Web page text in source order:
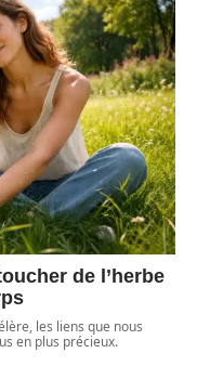
de l’herbe
les liens que nous
en plus précieux.